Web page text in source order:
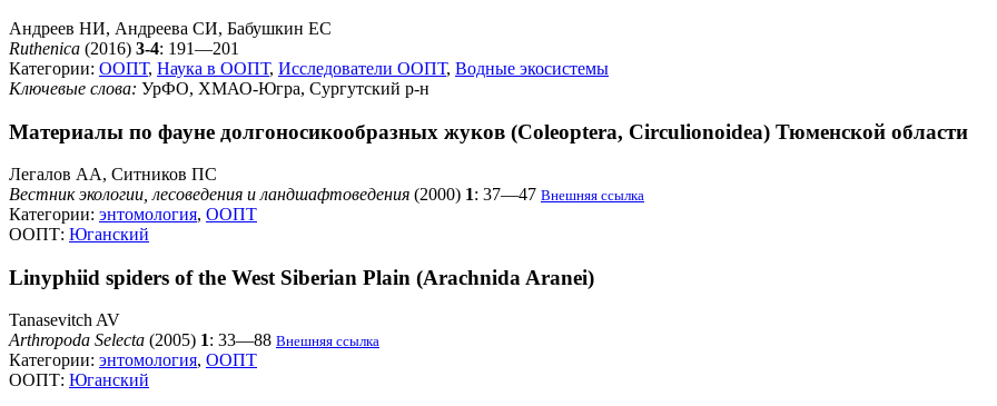
Андреев НИ, Андреева СИ, Бабушкин ЕС
Ruthenica (2016) 3-4: 191—201
Категории: ООПТ, Наука в ООПТ, Исследователи ООПТ, Водные экосистемы
Ключевые слова: УрФО, ХМАО-Югра, Сургутский р-н
Материалы по фауне долгоносикообразных жуков (Coleoptera, Circulionoidea) Тюменской области
Легалов АА, Ситников ПС
Вестник экологии, лесоведения и ландшафтоведения (2000) 1: 37—47 Внешняя ссылка
Категории: энтомология, ООПТ
ООПТ: Юганский
Linyphiid spiders of the West Siberian Plain (Arachnida Aranei)
Tanasevitch AV
Arthropoda Selecta (2005) 1: 33—88 Внешняя ссылка
Категории: энтомология, ООПТ
ООПТ: Юганский